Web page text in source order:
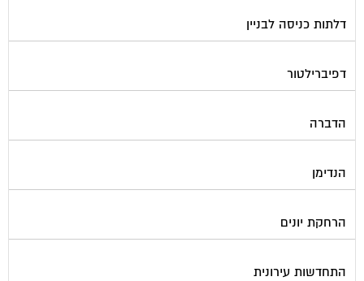
דלתות כניסה לבניין
דפיברילטור
הדברה
הנדימן
הרחקת יונים
התחדשות עירונית